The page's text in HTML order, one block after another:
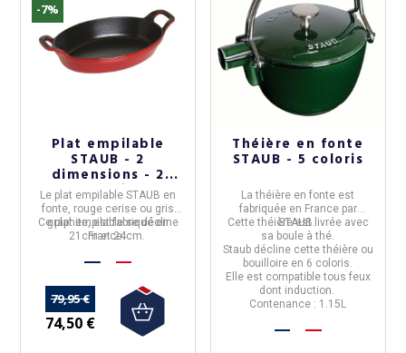
-7%
Plat empilable
STAUB - 2
dimensions - 2
coloris
Le plat empilable STAUB en
fonte, rouge cerise ou gris
graphite, est fabriqué en
France.
Ce plat empilable se décline
21cm et 24cm.
79,95 €
74,50 €
Théière en fonte
STAUB - 5 coloris
Lathéière en fonte est
fabriquée en Francepar
STAUB.
Cette théière est livrée avec
sa boule à thé.
Staub décline cette théière ou
bouilloire en 6 coloris.
Elle est compatible tous feux
dont induction.
Contenance : 1.15L